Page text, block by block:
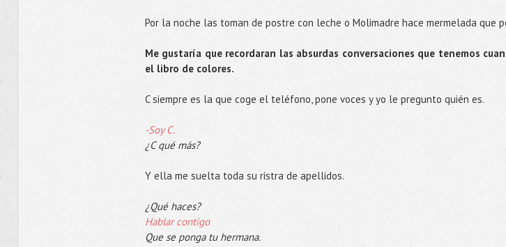
Por la noche las toman de postre con leche o Molimadre hace mermelada que
Me gustaría que recordaran las absurdas conversaciones que tenemos
el libro de colores.
C siempre es la que coge el teléfono, pone voces y yo le pregunto quién es.
-Soy C.
¿C qué más?
Y ella me suelta toda su ristra de apellidos.
¿Qué haces?
Hablar contigo
Que se ponga tu hermana.